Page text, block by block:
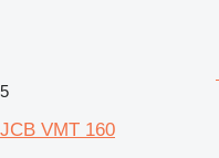
5
JCB VMT 160